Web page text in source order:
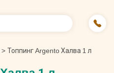
> Топпинг Argento Халва 1 л